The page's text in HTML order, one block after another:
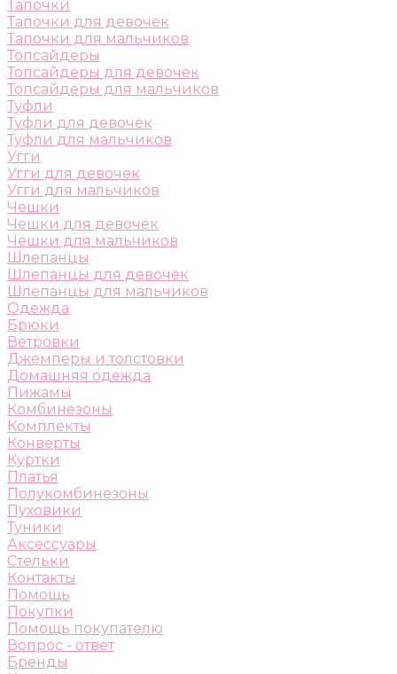
Тапочки
Тапочки для девочек
Тапочки для мальчиков
Топсайдеры
Топсайдеры для девочек
Топсайдеры для мальчиков
Туфли
Туфли для девочек
Туфли для мальчиков
Угги
Угги для девочек
Угги для мальчиков
Чешки
Чешки для девочек
Чешки для мальчиков
Шлепанцы
Шлепанцы для девочек
Шлепанцы для мальчиков
Одежда
Брюки
Ветровки
Джемперы и толстовки
Домашняя одежда
Пижамы
Комбинезоны
Комплекты
Конверты
Куртки
Платья
Полукомбинезоны
Пуховики
Туники
Аксессуары
Стельки
Контакты
Помощь
Покупки
Помощь покупателю
Вопрос - ответ
Бренды